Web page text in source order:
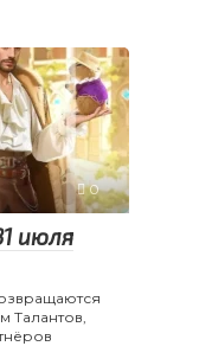
0
июля
Талантов,